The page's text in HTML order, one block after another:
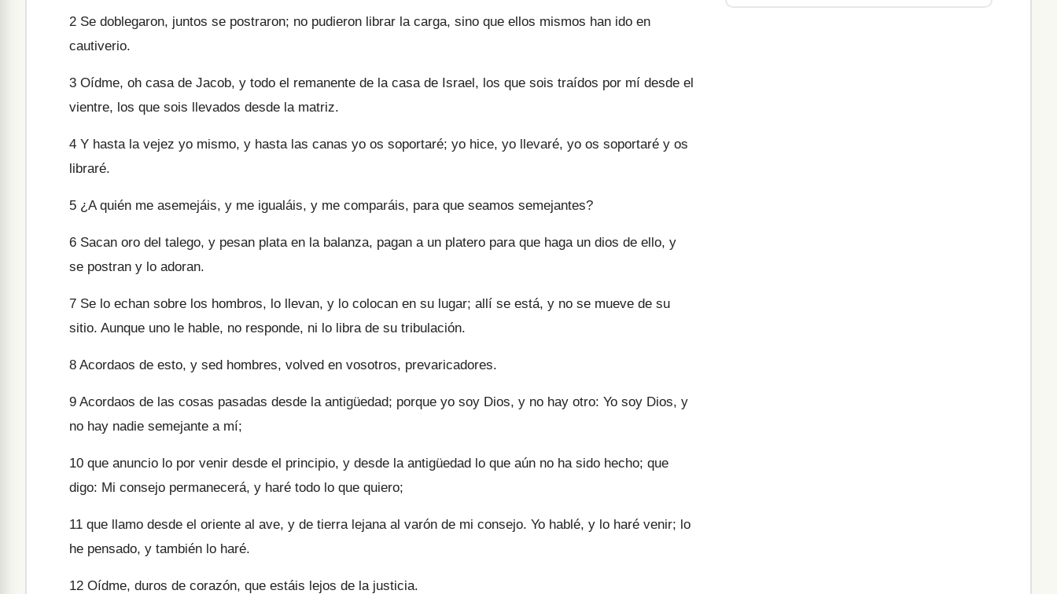
2 Se doblegaron, juntos se postraron; no pudieron librar la carga, sino que ellos mismos han ido en
cautiverio.
3 Oídme, oh casa de Jacob, y todo el remanente de la casa de Israel, los que sois traídos por mí desde el
vientre, los que sois llevados desde la matriz.
4 Y hasta la vejez yo mismo, y hasta las canas yo os soportaré; yo hice, yo llevaré, yo os soportaré y os
libraré.
5 ¿A quién me asemejáis, y me igualáis, y me comparáis, para que seamos semejantes?
6 Sacan oro del talego, y pesan plata en la balanza, pagan a un platero para que haga un dios de ello, y
se postran y lo adoran.
7 Se lo echan sobre los hombros, lo llevan, y lo colocan en su lugar; allí se está, y no se mueve de su
sitio. Aunque uno le hable, no responde, ni lo libra de su tribulación.
8 Acordaos de esto, y sed hombres, volved en vosotros, prevaricadores.
9 Acordaos de las cosas pasadas desde la antigüedad; porque yo soy Dios, y no hay otro: Yo soy Dios, y
no hay nadie semejante a mí;
10 que anuncio lo por venir desde el principio, y desde la antigüedad lo que aún no ha sido hecho; que
digo: Mi consejo permanecerá, y haré todo lo que quiero;
11 que llamo desde el oriente al ave, y de tierra lejana al varón de mi consejo. Yo hablé, y lo haré venir; lo
he pensado, y también lo haré.
12 Oídme, duros de corazón, que estáis lejos de la justicia.